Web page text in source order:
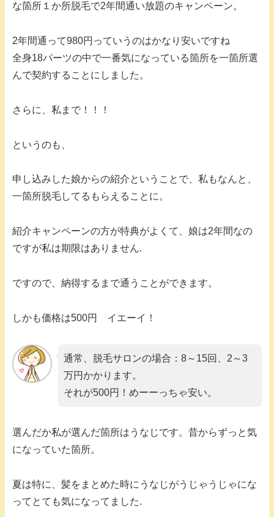
な箇所１か所脱毛で2年間通い放題のキャンペーン。
2年間通って980円っていうのはかなり安いですね
全身18パーツの中で一番気になっている箇所を一箇所選
んで契約することにしました。
さらに、私まで！！！
というのも、
申し込みした娘からの紹介ということで、私もなんと、
一箇所脱毛してるもらえることに。
紹介キャンペーンの方が特典がよくて、娘は2年間なの
ですが私は期限はありません.
ですので、納得するまで通うことができます。
しかも価格は500円 イエーイ！
通常、脱毛サロンの場合：8～15回、2～3
万円かかります。
それが500円！めーーっちゃ安い。
選んだか私が選んだ箇所はうなじです。昔からずっと気
になっていた箇所。
夏は特に、髪をまとめた時にうなじがうじゃうじゃにな
ってとても気になってました.